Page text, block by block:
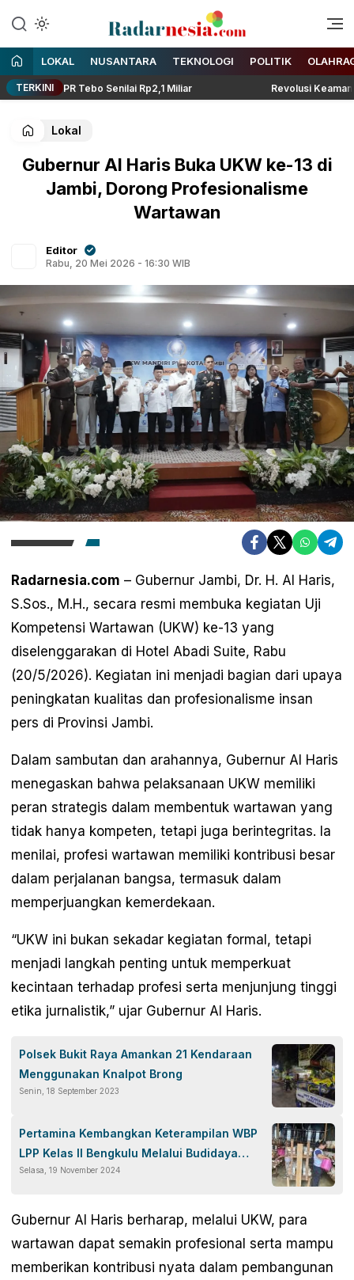
Radarnesia
Enak Dibaca
LOKAL NUSANTARA TEKNOLOGI POLITIK
TERKINITebo Senilai Rp2,1 Miliar Revolusi Keamanan
Lokal
Gubernur Al Haris Buka UKW ke-13 di
Jambi, Dorong Profesionalisme
Wartawan
Editor
Rabu, 20 Mei 2026 - 16:30 WIB
Radarnesia.com – Gubernur Jambi, Dr. H. Al Haris,
S.Sos., M.H., secara resmi membuka kegiatan Uji
Kompetensi Wartawan (UKW) ke-13 yang
diselenggarakan di Hotel Abadi Suite, Rabu
(20/5/2026). Kegiatan ini menjadi bagian dari upaya
peningkatan kualitas dan profesionalisme insan
pers di Provinsi Jambi.
Dalam sambutan dan arahannya, Gubernur Al Haris
menegaskan bahwa pelaksanaan UKW memiliki
peran strategis dalam membentuk wartawan yang
tidak hanya kompeten, tetapi juga berintegritas. Ia
menilai, profesi wartawan memiliki kontribusi besar
dalam perjalanan bangsa, termasuk dalam
memperjuangkan kemerdekaan.
“UKW ini bukan sekadar kegiatan formal, tetapi
menjadi langkah penting untuk memperkuat
kecintaan terhadap profesi serta menjunjung tinggi
etika jurnalistik,” ujar Gubernur Al Haris.
Polsek Bukit Raya Amankan 21 Kendaraan
Menggunakan Knalpot Brong
Senin, 18 September 2023
Pertamina Kembangkan Keterampilan WBP
LPP Kelas II Bengkulu Melalui Budidaya
Jamur Tiram
Selasa, 19 November 2024
Gubernur Al Haris berharap, melalui UKW, para
wartawan dapat semakin profesional serta mampu
memberikan kontribusi nyata dalam pembangunan